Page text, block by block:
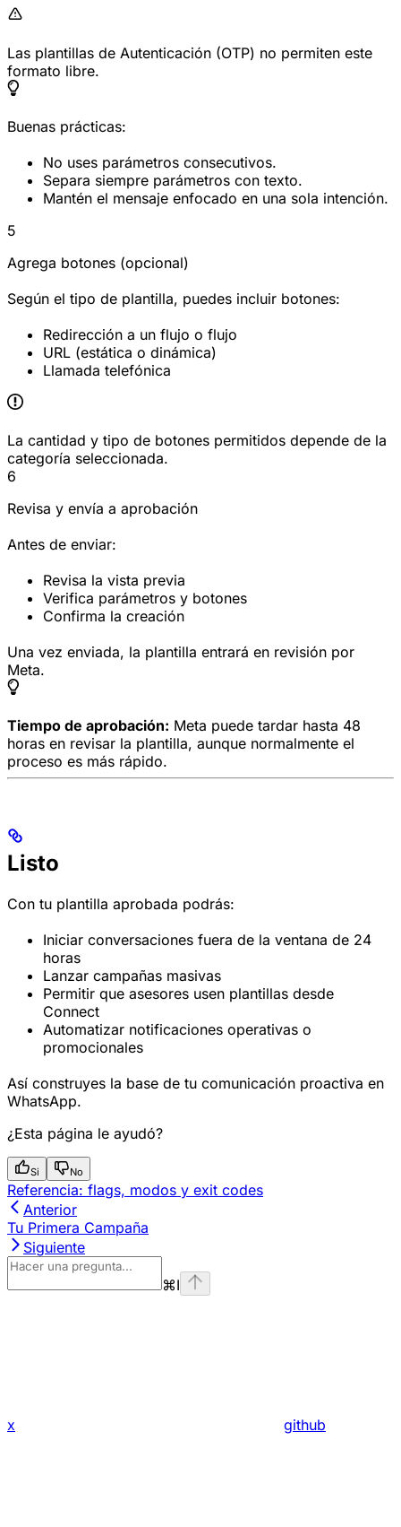
Las plantillas de Autenticación (OTP) no permiten este
formato libre.
Buenas prácticas:
No uses parámetros consecutivos.
Separa siempre parámetros con texto.
Mantén el mensaje enfocado en una sola intención.
5
Agrega botones (opcional)
Según el tipo de plantilla, puedes incluir botones:
Redirección a un flujo o flujo
URL (estática o dinámica)
Llamada telefónica
La cantidad y tipo de botones permitidos depende de la
categoría seleccionada.
6
Revisa y envía a aprobación
Antes de enviar:
Revisa la vista previa
Verifica parámetros y botones
Confirma la creación
Una vez enviada, la plantilla entrará en revisión por
Meta.
Tiempo de aprobación: Meta puede tardar hasta 48
horas en revisar la plantilla, aunque normalmente el
proceso es más rápido.
Listo
Con tu plantilla aprobada podrás:
Iniciar conversaciones fuera de la ventana de 24
horas
Lanzar campañas masivas
Permitir que asesores usen plantillas desde
Connect
Automatizar notificaciones operativas o
promocionales
Así construyes la base de tu comunicación proactiva en
WhatsApp.
¿Esta página le ayudó?
Si No
Referencia: flags, modos y exit codes
Anterior
Tu Primera Campaña
Siguiente
⌘I
x github